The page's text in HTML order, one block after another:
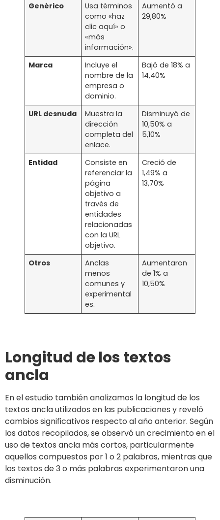
Genérico
Usa términos
como «haz
clic aquí» o
«más
información».
Aumentó a
29,80%
Marca
Incluye el
nombre de la
empresa o
dominio.
Bajó de 18% a
14,40%
URL desnuda
Muestra la
dirección
completa del
enlace.
Disminuyó de
10,50% a
5,10%
Entidad
Consiste en
referenciar la
página
objetivo a
través de
entidades
relacionadas
con la URL
objetivo.
Creció de
1,49% a
13,70%
Otros
Anclas
menos
comunes y
experimental
es.
Aumentaron
de 1% a
10,50%
Longitud de los textos
ancla
En el estudio también analizamos la longitud de los
textos ancla utilizados en las publicaciones y reveló
cambios significativos respecto al año anterior. Según
los datos recopilados, se observó un crecimiento en el
uso de textos ancla más cortos, particularmente
aquellos compuestos por 1 o 2 palabras, mientras que
los textos de 3 o más palabras experimentaron una
disminución.